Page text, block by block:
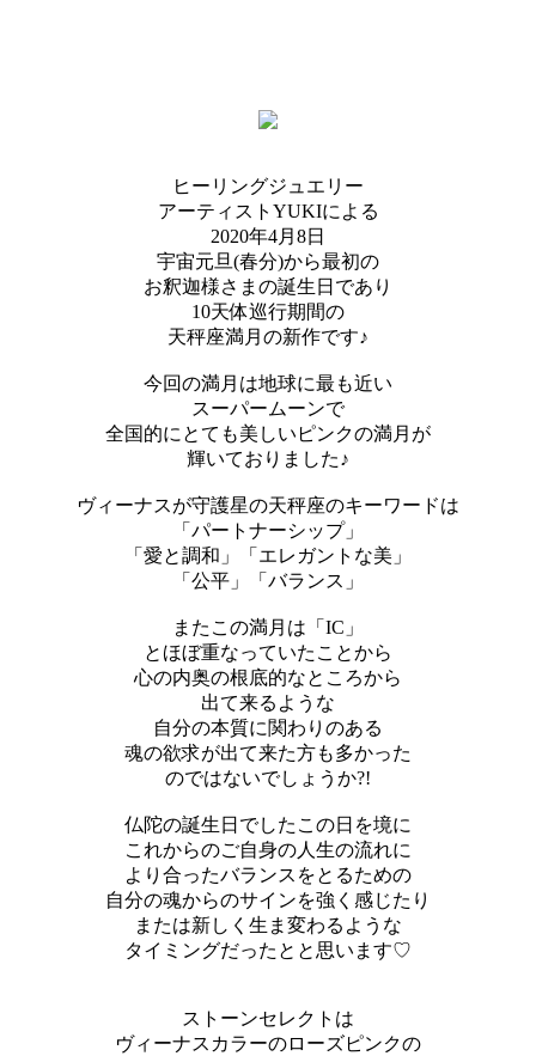
ヒーリングジュエリー
アーティストYUKIによる
2020年4月8日
宇宙元旦(春分)から最初の
お釈迦様さまの誕生日であり
10天体巡行期間の
天秤座満月の新作です♪
今回の満月は地球に最も近い
スーパームーンで
全国的にとても美しいピンクの満月が
輝いておりました♪
ヴィーナスが守護星の天秤座のキーワードは
「パートナーシップ」
「愛と調和」「エレガントな美」
「公平」「バランス」
またこの満月は「IC」
とほぼ重なっていたことから
心の内奥の根底的なところから
出て来るような
自分の本質に関わりのある
魂の欲求が出て来た方も多かった
のではないでしょうか?!
仏陀の誕生日でしたこの日を境に
これからのご自身の人生の流れに
より合ったバランスをとるための
自分の魂からのサインを強く感じたり
または新しく生ま変わるような
タイミングだったとと思います♡
ストーンセレクトは
ヴィーナスカラーのローズピンクの